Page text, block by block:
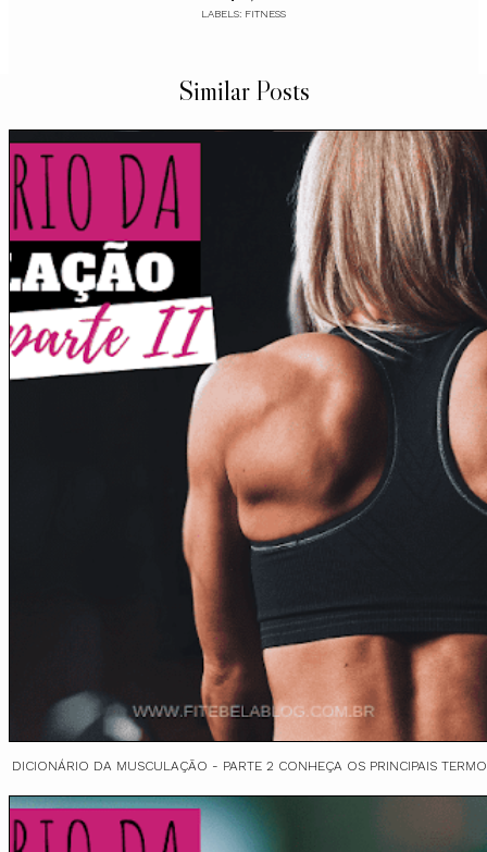
LABELS: FITNESS
Similar Posts
DICIONÁRIO DA MUSCULAÇÃO - PARTE 2 CONHEÇA OS PRINCIPAIS